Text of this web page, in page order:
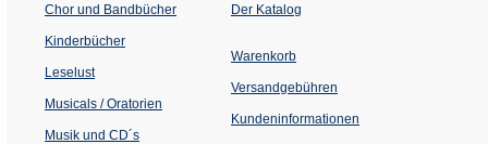
Chor und Bandbücher
Kinderbücher
Leselust
Musicals / Oratorien
Musik und CD´s
Der Katalog
Warenkorb
Versandgebühren
Kundeninformationen